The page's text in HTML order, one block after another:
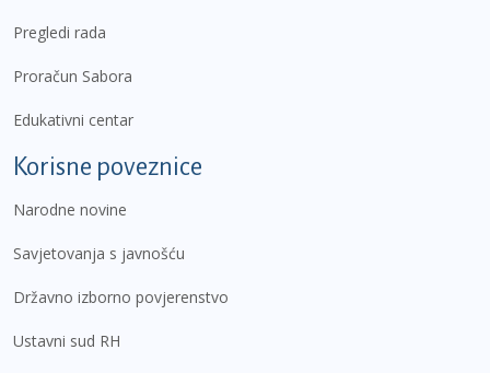
Pregledi rada
Proračun Sabora
Edukativni centar
Korisne poveznice
Narodne novine
Savjetovanja s javnošću
Državno izborno povjerenstvo
Ustavni sud RH